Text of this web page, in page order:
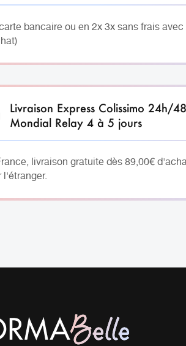
bancaire ou en 2x 3x sans frais
Livraison Express Colissimo 24h/
Mondial Relay 4 à 5 jours
livraison gratuite dès 89,00€
l'étranger.